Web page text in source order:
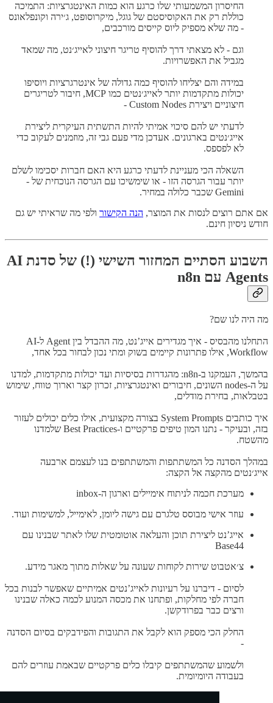
החיסרון המשמעותי שלו כרגע הוא כמות האינטגרציות: התמיכה
כוללת רק את האקוסיסטם של גוגל, מיקרוסופט, ג׳ירה וקונפלאונס
- מה שלא מספיק ליוס קייסים מורכבים,
וגם - לא מצאתי דרך להוסיף טריגר חיצוני לאייג׳נט, מה שמאד
מגביל את האפשרויות.
במידה והם יצליחו להוסיף כמה גדולה של אינטרגרציות ויוסיפו
יכולות מתקדמות יותר לאייג׳נטים כמו MCP, חיבור לטריגרים
חיצוניים ויצירת Custom Nodes -
לדעתי יש להם סיכוי אמיתי להיות התשתית העיקרית ליצירת
אייג׳נטים בארגונים. אעדכן מדי פעם גבי זה, מוזמנים לעקוב כדי
לא לפספס.
השאלה הכי מעניינת לדעתי כרגע היא האם חברות יסכימו לשלם
יותר עבור הגרסה הזו - או שימשיכו עם הגרסה הנוכחית של -
Gemini שכבר כלולה במחיר.
אם אתם רוצים לנסות את המוצר, הנה הקישור ולפי מה שראיתי יש גם
חודש ניסיון חינם.
השבוע הסתיים המחזור השישי (!) של סדנת AI
Agents עם n8n
מה היה לנו שם?
התחלנו מהבסיס - איך מגדירים אייג’נט, מה ההבדל בין Agent ל-AI
Workflow, אילו פתרונות קיימים בשוק ומתי נכון לבחור בכל אחד,
בהמשך, העמקנו ב-n8n: מהגדרות בסיסיות ועד יכולות מתקדמות, למדנו
על ה-nodes השונים, חיבורים ואינטגרציות, זכרון קצר וארוך טווח, שימוש
בטבלאות, בחירת מודלים,
איך כותבים System Prompts בצורה מקצועית, אילו כלים יכולים לעזור
בזה, ובעיקר - נתנו המון טיפים פרקטיים ו-Best Practices שלמדנו
מהשטח.
במהלך הסדנה כל המשתתפות והמשתתפים בנו לעצמם ארבעה
אייג׳נטים מהקצה אל הקצה:
מערכת חכמה לניתוח אימיילים וארגון ה-inbox
עוזר אישי מבוסס טלגרם עם גישה ליומן, לאימייל, למשימות ועוד.
אייג’נט ליצירת תוכן והעלאה אוטומטית שלו לאתר שבנינו עם
Base44
צ׳אטבוט שירות לקוחות שעונה על שאלות מתוך מאגר מידע.
לסיום - דיברנו על רעיונות לאייג’נטים אמיתיים שאפשר לבנות בכל
חברה לפי מחלקות, ופתחנו את מכסה המנוע לכמה כאלה שבנינו
ורצים כבר בפרודקשן.
החלק הכי מספק הוא לקבל את התגובות והפידבקים בסיום הסדנה
-
ולשמוע שהמשתתפים קיבלו כלים פרקטיים שבאמת עוזרים להם
בעבודה היומיומית.